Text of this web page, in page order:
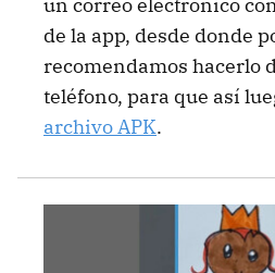
de la app, desde donde
recomendamos hacerlo
teléfono, para que así
archivo APK.